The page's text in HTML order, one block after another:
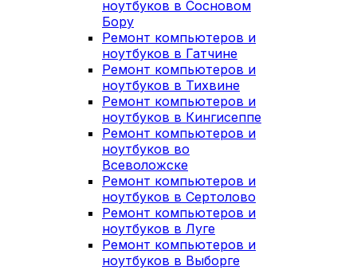
ноутбуков в Сосновом
Бору
Ремонт компьютеров и
ноутбуков в Гатчине
Ремонт компьютеров и
ноутбуков в Тихвине
Ремонт компьютеров и
ноутбуков в Кингисеппе
Ремонт компьютеров и
ноутбуков во
Всеволожске
Ремонт компьютеров и
ноутбуков в Сертолово
Ремонт компьютеров и
ноутбуков в Луге
Ремонт компьютеров и
ноутбуков в Выборге